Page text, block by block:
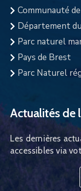
Communauté
Département
Parc naturel
Pays de Brest
Parc Naturel
Actualités de
Les dernières
accessibles via